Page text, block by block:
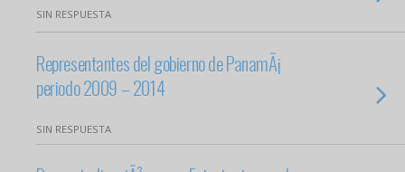
SIN RESPUESTA
Representantes del gobierno de PanamÃ¡
periodo 2009 – 2014
SIN RESPUESTA